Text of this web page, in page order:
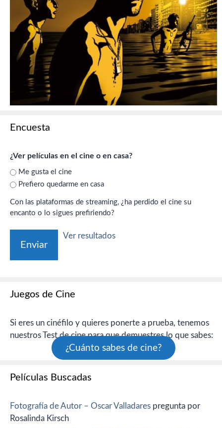
Encuesta
¿Ver películas en el cine o en casa?
Me gusta el cine
Prefiero quedarme en casa
Con las plataformas de streaming, ¿ha perdido el cine su
encanto o lo sigues prefiriendo?
Ver resultados
Juegos de Cine
Si eres un cinéfilo y quieres ponerte a prueba, tenemos
nuestros Test de cine para que demuestres lo que sabes:
¿Cuánto sabes de cine?
Películas Buscadas
Fotografía de Autor – Oscar Valladares pregunta por
Rosalinda Kirsch